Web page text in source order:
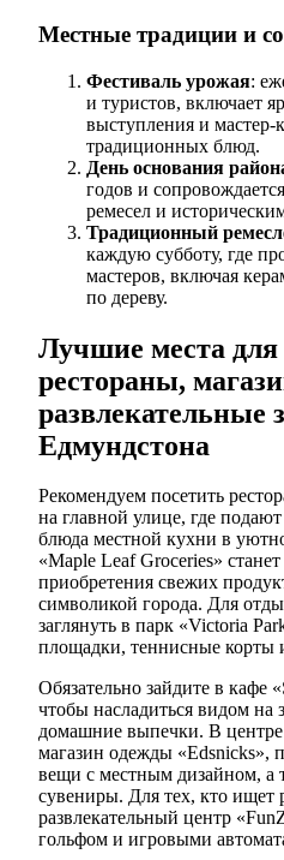
Местные традиции и
Фестиваль урожая:
и туристов, включает
выступления и
традиционных блюд.
День основания
годов и
ремесел и
Традиционный
каждую субботу, где
мастеров, включая
по дереву.
Лучшие места
рестораны,
развлекательные
Едмундстона
Рекомендуем посетить
на главной улице, где
блюда местной кухни в
«Maple Leaf Groceries»
приобретения свежих
символикой города. Для
заглянуть в парк «Victoria
площадки, теннисные корты
Обязательно зайдите в кафе
чтобы насладиться видом на
домашние выпечки. В центре
магазин одежды «Edsnicks»,
вещи с местным дизайном, а
сувениры. Для тех, кто ищет
развлекательный центр
гольфом и игровыми